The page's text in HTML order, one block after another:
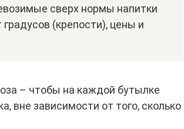
сверх нормы напитки
(крепости), цены и
– чтобы на каждой бутылке
вне зависимости от того, сколько